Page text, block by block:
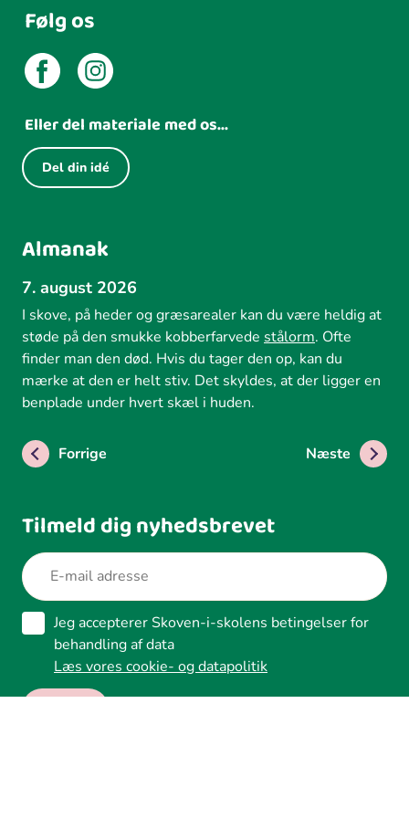
Følg os
Eller del materiale med os...
Del din idé
Almanak
7. august 2026
I skove, på heder og græsarealer kan du være heldig at
støde på den smukke kobberfarvede stålorm. Ofte
finder man den død. Hvis du tager den op, kan du
mærke at den er helt stiv. Det skyldes, at der ligger en
benplade under hvert skæl i huden.
Forrige Næste
Tilmeld dig nyhedsbrevet
Jeg accepterer Skoven-i-skolens betingelser for
behandling af data
Læs vores cookie- og datapolitik